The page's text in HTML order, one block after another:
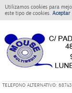
Utilizamos cookies para
este tipo de cookies. Aceptar
TELEFONO ALTERNATIVO: